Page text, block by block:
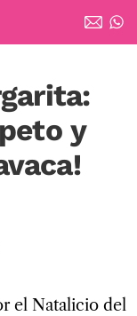
y
el Natalicio del